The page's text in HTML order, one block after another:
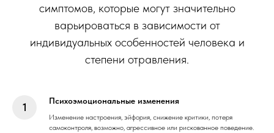
симптомов, которые могут значительно
варьироваться в зависимости от
индивидуальных особенностей человека и
степени отравления.
Психоэмоциональные изменения
Изменение настроения, эйфория, снижение критики, потеря
самоконтроля, возможно, агрессивное или рискованное поведение.